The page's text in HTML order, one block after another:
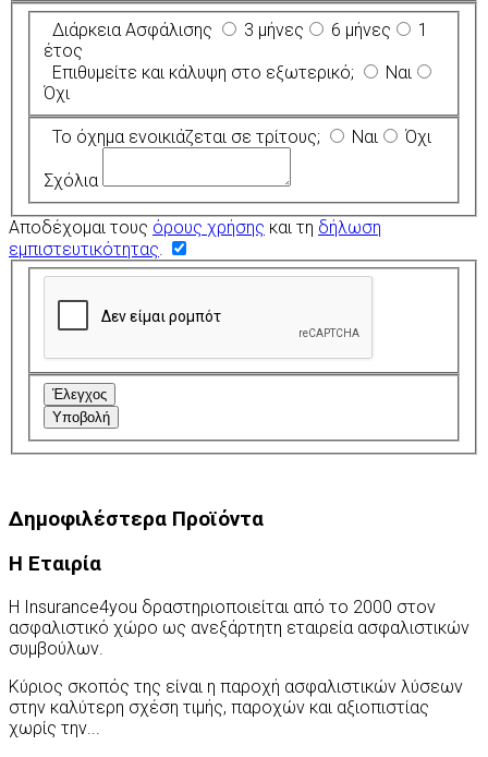
Διάρκεια Ασφάλισης 3 μήνες 6 μήνες
1
έτος
Επιθυμείτε και κάλυψη στο εξωτερικό;
Ναι
Όχι
Το όχημα ενοικιάζεται σε τρίτους; Ναι Όχι
Σχόλια
Αποδέχομαι τους όρους χρήσης και τη δήλωση
εμπιστευτικότητας.
Έλεγχος
Υποβολή
Δημοφιλέστερα Προϊόντα
Η Εταιρία
Η Insurance4you δραστηριοποιείται από το 2000 στον
ασφαλιστικό χώρο ως ανεξάρτητη εταιρεία ασφαλιστικών
συμβούλων.
Κύριος σκοπός της είναι η παροχή ασφαλιστικών λύσεων
στην καλύτερη σχέση τιμής, παροχών και αξιοπιστίας
χωρίς την...